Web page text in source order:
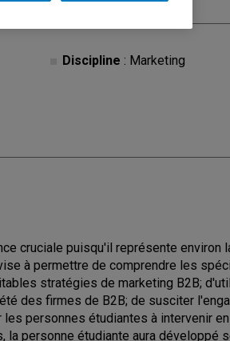
Discipline : Marketing
cruciale puisqu'il représente environ
à permettre de comprendre les
stratégies de marketing B2B;
des firmes de B2B; de susciter
personnes étudiantes à intervenir
la personne étudiante aura développé